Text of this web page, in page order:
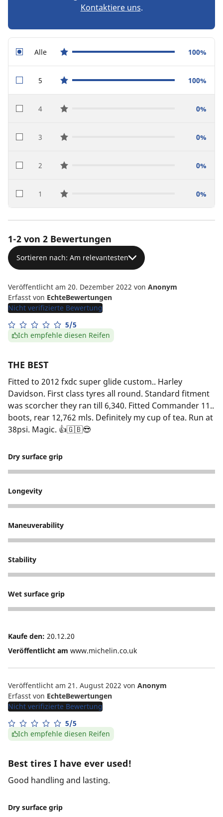
Kontaktiere uns.
Allestar reviews 100%
5star reviews 100%
4star reviews 0%
3star reviews 0%
2star reviews 0%
1star reviews 0%
1-2 von 2 Bewertungen
Sortieren nach: Am relevantesten
Veröffentlicht am 20. Dezember 2022 von Anonym
Erfasst von EchteBewertungen
Nicht verifizierte Bewertung
5/5
Ich empfehle diesen Reifen
THE BEST
Fitted to 2012 fxdc super glide custom.. Harley
Davidson. First class tyres all round. Standard fitment
was scorcher they ran till 6,340. Fitted Commander 11..
boots, rear 12,762 mls. Definitely my cup of tea. Run at
38psi. Magic. 👍🇬🇧😎
Dry surface grip
5
Longevity
5
Maneuverability
5
Stability
5
Wet surface grip
5
Kaufe den: 20.12.20
Veröffentlicht am www.michelin.co.uk
Veröffentlicht am 21. August 2022 von Anonym
Erfasst von EchteBewertungen
Nicht verifizierte Bewertung
5/5
Ich empfehle diesen Reifen
Best tires I have ever used!
Good handling and lasting.
Dry surface grip